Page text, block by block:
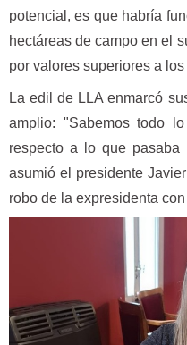
potencial, es que habría
hectáreas de campo en el
por valores superiores a
La edil de LLA enmarcó
amplio: "Sabemos todo
respecto a lo que
asumió el presidente
robo de la expresidenta